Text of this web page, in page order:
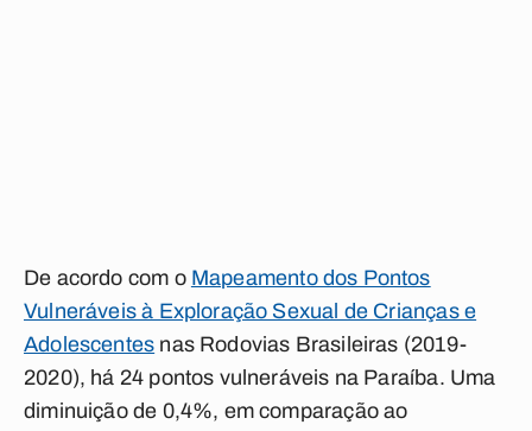
De acordo com o Mapeamento dos Pontos
Vulneráveis à Exploração Sexual de Crianças e
Adolescentes nas Rodovias Brasileiras (2019-
2020), há 24 pontos vulneráveis na Paraíba. Uma
diminuição de 0,4%, em comparação ao